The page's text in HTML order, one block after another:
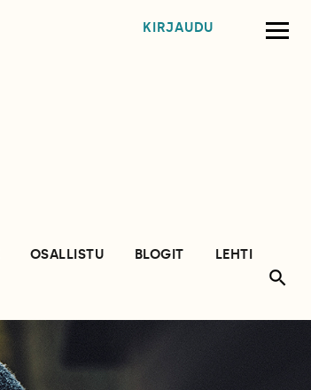
KIRJAUDU
OSALLISTU BLOGIT
LEHTI